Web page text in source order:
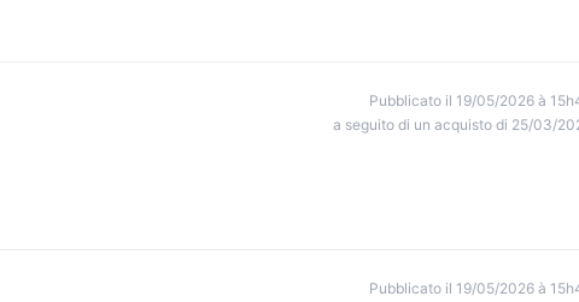
Pubblicato il 19/05/2026 à
a seguito di un acquisto di 25/03/
Pubblicato il 19/05/2026 à